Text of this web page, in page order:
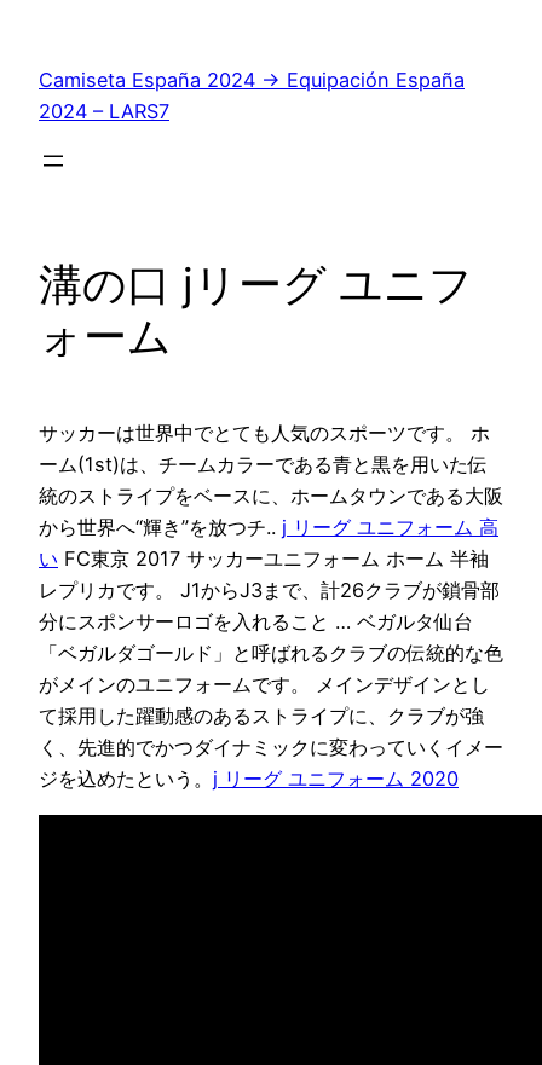
contenido
Camiseta España 2024 → Equipación España
2024 – LARS7
溝の口 jリーグ ユニフ
ォーム
サッカーは世界中でとても人気のスポーツです。 ホ
ーム(1st)は、チームカラーである青と黒を用いた伝
統のストライプをベースに、ホームタウンである大阪
から世界へ“輝き”を放つチ.. j リーグ ユニフォーム 高
い FC東京 2017 サッカーユニフォーム ホーム 半袖
レプリカです。 J1からJ3まで、計26クラブが鎖骨部
分にスポンサーロゴを入れること … ベガルタ仙台
「ベガルダゴールド」と呼ばれるクラブの伝統的な色
がメインのユニフォームです。 メインデザインとし
て採用した躍動感のあるストライプに、クラブが強
く、先進的でかつダイナミックに変わっていくイメー
ジを込めたという。 j リーグ ユニフォーム 2020